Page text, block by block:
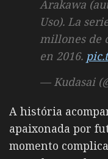
Arakawa
Uso). La
millones de
en 2016.
— Kudasai
A história
apaixonada por
momento